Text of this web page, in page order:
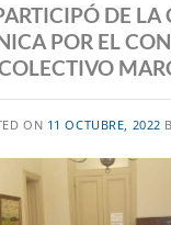
DE
POR EL
ON 11 OCTUBRE, 2022